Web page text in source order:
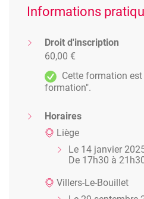
Informations
Droit d'inscription
60,00 €
Cette formation
formation".
Horaires
Liège
Le 14 janvier
De 17h30 à
Villers-Le-Bouillet